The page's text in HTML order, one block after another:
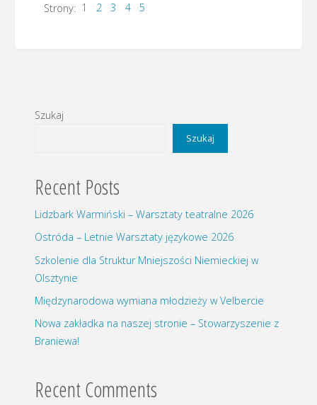
Strony: 1 2 3 4 5
Szukaj
Szukaj
Recent Posts
Lidzbark Warmiński – Warsztaty teatralne 2026
Ostróda – Letnie Warsztaty językowe 2026
Szkolenie dla Struktur Mniejszości Niemieckiej w
Olsztynie
Międzynarodowa wymiana młodzieży w Velbercie
Nowa zakładka na naszej stronie – Stowarzyszenie z
Braniewa!
Recent Comments